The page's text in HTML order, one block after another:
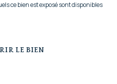
ce bien est exposé sont disponibles
LE BIEN